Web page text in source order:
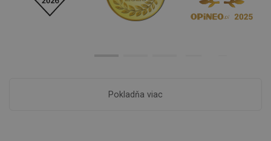
Pokladňa viac